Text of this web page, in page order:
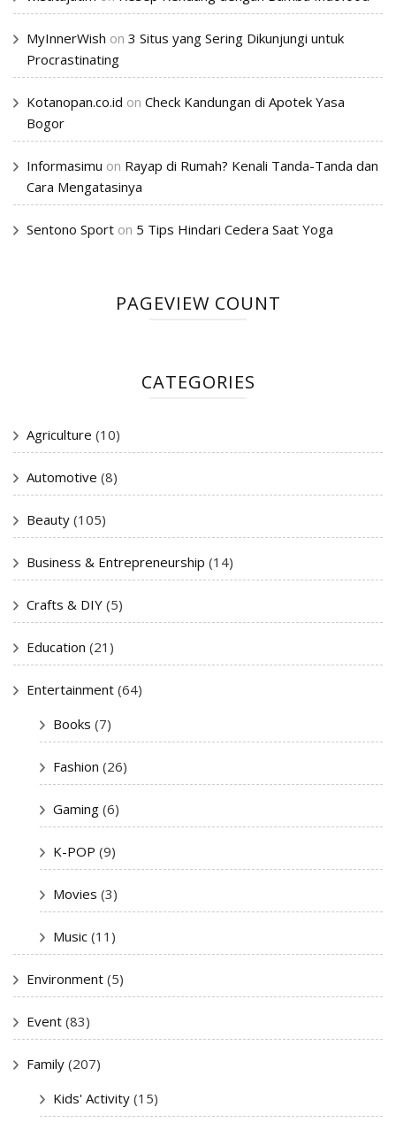
MyInnerWish on 3 Situs yang Sering Dikunjungi untuk
Procrastinating
Kotanopan.co.id on Check Kandungan di Apotek Yasa
Bogor
Informasimu on Rayap di Rumah? Kenali Tanda-Tanda dan
Cara Mengatasinya
Sentono Sport on 5 Tips Hindari Cedera Saat Yoga
PAGEVIEW COUNT
CATEGORIES
Agriculture (10)
Automotive (8)
Beauty (105)
Business & Entrepreneurship (14)
Crafts & DIY (5)
Education (21)
Entertainment (64)
Books (7)
Fashion (26)
Gaming (6)
K-POP (9)
Movies (3)
Music (11)
Environment (5)
Event (83)
Family (207)
Kids' Activity (15)